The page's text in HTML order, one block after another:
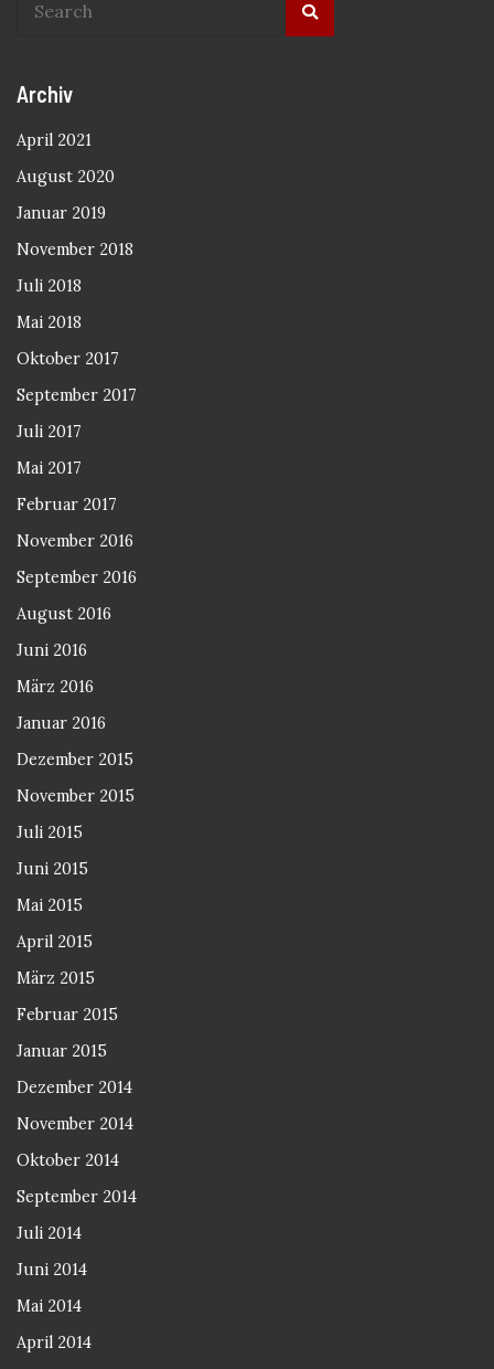
Archiv
April 2021
August 2020
Januar 2019
November 2018
Juli 2018
Mai 2018
Oktober 2017
September 2017
Juli 2017
Mai 2017
Februar 2017
November 2016
September 2016
August 2016
Juni 2016
März 2016
Januar 2016
Dezember 2015
November 2015
Juli 2015
Juni 2015
Mai 2015
April 2015
März 2015
Februar 2015
Januar 2015
Dezember 2014
November 2014
Oktober 2014
September 2014
Juli 2014
Juni 2014
Mai 2014
April 2014